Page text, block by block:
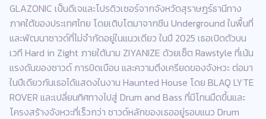
GLAZONIC เป็นดีเจและโปรดิวเซอร์จากจังหวัดสุราษฎร์ธานีทาง
ภาคใต้ของประเทศไทย โดยเติบโตมาจากซีน Underground ในพื้นที่
และพัฒนาซาวด์ที่ไม่จำกัดอยู่ในแนวเดียว ในปี 2025 เธอเปิดตัวบน
เวที Hard in Zight ภายใต้นาม ZIYANIZE ด้วยเซ็ต Rawstyle ที่เน้น
แรงดันของซาวด์ การบิดเบือน และความตึงเครียดของจังหวะ ต่อมา
ในปีเดียวกันเธอได้แสดงในงาน Haunted House โดย BLAQ LYTE
ROVER และเปลี่ยนทิศทางไปสู่ Drum and Bass ที่มีโทนมืดขึ้นและ
โครงสร้างจังหวะที่เร็วกว่า ซาวด์หลักของเธออยู่รอบแนว Drum